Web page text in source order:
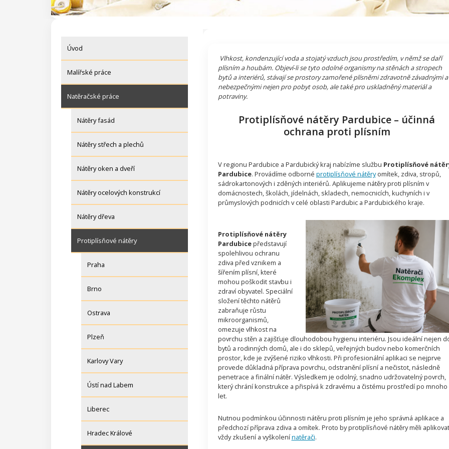
Úvod
Malířské práce
Natěračské práce
Nátěry fasád
Nátěry střech a plechů
Nátěry oken a dveří
Nátěry ocelových konstrukcí
Nátěry dřeva
Protiplísňové nátěry
Praha
Brno
Ostrava
Plzeň
Karlovy Vary
Ústí nad Labem
Liberec
Hradec Králové
Vlhkost, kondenzující voda a stojatý vzduch jsou prostředím, v němž se daří
plísním a houbám. Objeví-li se tyto odolné organismy na stěnách a stropech
bytů a interiérů, stávají se prostory zamořené plísněmi zdravotně závadnými a
nebezpečnými nejen pro pobyt osob, ale také pro uskladněný materiál a
potraviny.
Protiplísňové nátěry Pardubice – účinná
ochrana proti plísním
V regionu Pardubice a Pardubický kraj nabízíme službu Protiplísňové
Pardubice. Provádíme odborné protiplísňové nátěryomítek, zdiva, stropů,
sádrokartonových i zděných interiérů. Aplikujeme nátěry proti plísním v
domácnostech, školách, jídelnách, skladech, nemocnicích, kuchyních i v
průmyslových podnicích v celé oblasti Pardubic a Pardubického kraje.
Protiplísňové nátěry
Pardubicepředstavují
spolehlivou ochranu
zdiva před vznikem a
šířením plísní, které
mohou poškodit stavbu i
zdraví obyvatel. Speciální
složení těchto nátěrů
zabraňuje růstu
mikroorganismů,
omezuje vlhkost na
povrchu stěn a zajišťuje dlouhodobou hygienu interiéru. Jsou ideální nejen
bytů a rodinných domů, ale i do sklepů, veřejných budov nebo komerčních
prostor, kde je zvýšené riziko vlhkosti. Při profesionální aplikaci se nejprve
provede důkladná příprava povrchu, odstranění plísní a nečistot, následně
penetrace a finální nátěr. Výsledkem je odolný, snadno udržovatelný povrch,
který chrání konstrukce a přispívá k zdravému a čistému prostředí po mnoho
let.
Nutnou podmínkou účinnosti nátěru proti plísním je jeho správná aplikace a
předchozí příprava zdiva a omítek. Proto by protiplísňové nátěry měli aplikovat
vždy zkušení a vyškolenínatěrači.